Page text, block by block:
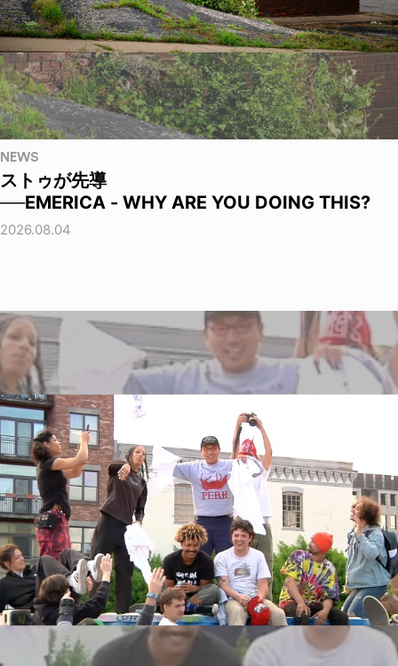
NEWS
ストゥが先導
──EMERICA - WHY ARE YOU DOING THIS?
2026.08.04